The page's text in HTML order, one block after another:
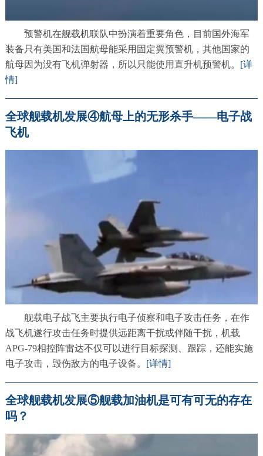
预警机在舰载机联队中扮演着重要角色，目前国外海军
装备只有美国和法国航母能采用固定翼预警机，其他国家的
航母因为没有飞机弹射器，所以只能使用直升机预警机。 [详
情]
全球舰载机发展④航母上的无形杀手——电子战
飞机
舰载电子战飞主要执行电子侦察和电子攻击任务，在作
战飞机遂行攻击任务时提供远距离干扰或伴随干扰，机载
APG-79相控阵雷达不仅可以进行目标探测、跟踪，还能实施
电子攻击，毁伤敌方的电子设备。 [详情]
全球舰载机发展⑤舰载加油机是可有可无的存在
吗？